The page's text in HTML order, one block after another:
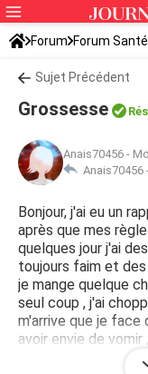
Forum Forum
Sujet Précédent
Grossesse
Anais70456 -
Anais70456
Bonjour, j'ai eu un
après que mes
quelques jour j'ai
toujours faim et des
je mange quelque
seul coup , j'ai
m'arrive que je face
avoir envie de
vous qu'il est